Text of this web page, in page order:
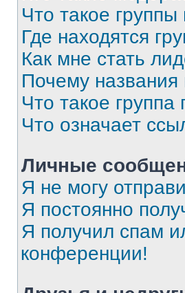
Что такое
Где находятся
Как мне стать
Почему названия
Что такое
Что означает
Личные
Я не могу
Я постоянно
Я получил спам
конференции!